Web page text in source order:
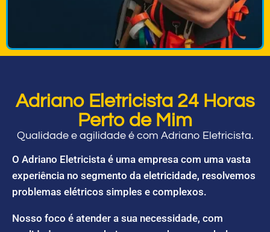
Adriano Eletricista 24 Horas
Perto de Mim
Qualidade e agilidade é com Adriano Eletricista.
O Adriano Eletricista é uma empresa com uma vasta
experiência no segmento da eletricidade, resolvemos
problemas elétricos simples e complexos.
Nosso foco é atender a sua necessidade, com